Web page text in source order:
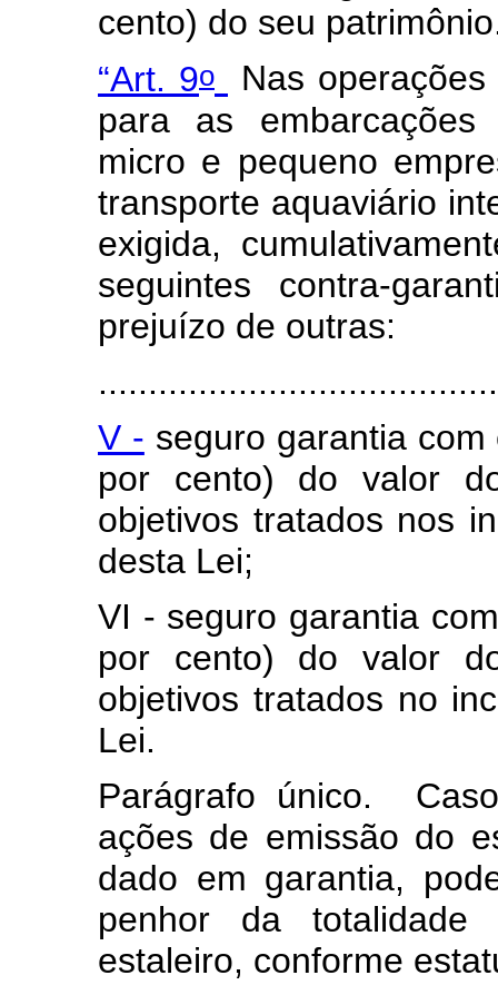
cento) do seu
“Art. 9o
Nas
para as
micro e pequeno
transporte aquaviário
exigida,
seguintes contra-
prejuízo de outras:
V - seguro garantia
por cento) do valor
objetivos tratados nos
desta Lei;
VI - seguro garantia
por cento) do valor
objetivos tratados no
Lei.
Parágrafo único.
ações de emissão do
dado em garantia,
penhor da
estaleiro, conforme